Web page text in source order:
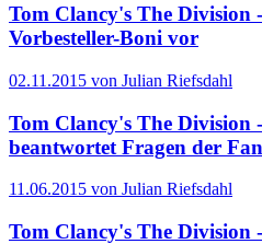
Tom Clancy's The Division
Vorbesteller-Boni vor
02.11.2015 von Julian Riefsdahl
Tom Clancy's The Division
beantwortet Fragen der
11.06.2015 von Julian Riefsdahl
Tom Clancy's The Division